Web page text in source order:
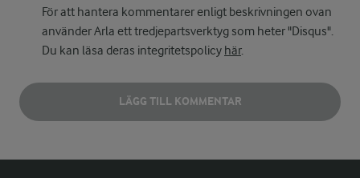
För att hantera kommentarer enligt beskrivningen ovan
använder Arla ett tredjepartsverktyg som heter "Disqus".
Du kan läsa deras integritetspolicy här.
LÄGG TILL KOMMENTAR